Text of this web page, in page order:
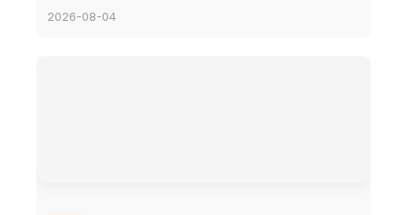
2026-08-04